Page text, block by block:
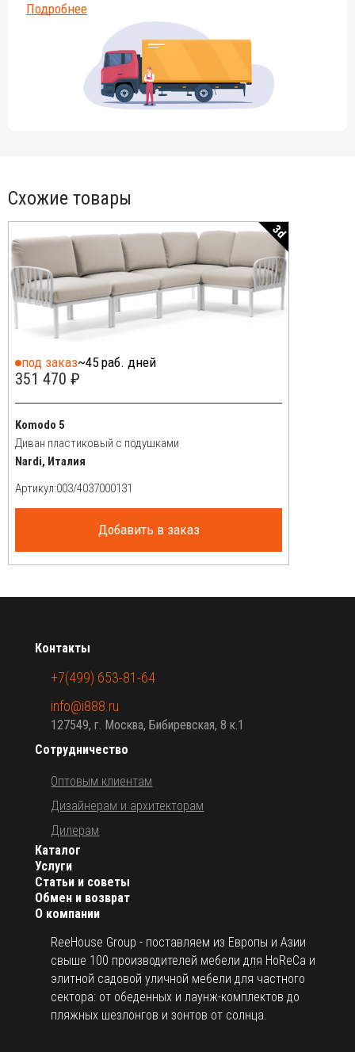
Подробнее
Схожие товары
3d
под заказ~45 раб. дней
351 470 ₽
Komodo 5
Диван пластиковый с подушками
Nardi, Италия
Артикул:
Добавить в заказ
О компании
ReeHouse Group - поставляем из Европы и Азии
свыше 100 производителей мебели для HoReCa и
элитной садовой уличной мебели для частного
сектора: от обеденных и лаунж-комплектов до
пляжных шезлонгов и зонтов от солнца.
Каталог
Услуги
Статьи и советы
Обмен и возврат
Сотрудничество
Оптовым клиентам
Дизайнерам и архитекторам
Дилерам
Контакты
+7(499) 653-81-64
info@i888.ru
127549, г. Москва, Бибиревская, 8 к.1